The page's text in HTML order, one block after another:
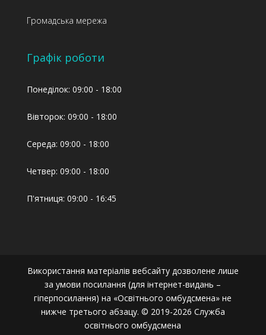
Громадська мережа
Графік роботи
Понеділок: 09:00 - 18:00
Вівторок: 09:00 - 18:00
Середа: 09:00 - 18:00
Четвер: 09:00 - 18:00
П'ятниця: 09:00 - 16:45
Використання матеріалів вебсайту дозволене лише
за умови посилання (для інтернет-видань –
гіперпосилання) на «Освітнього омбудсмена» не
нижче третього абзацу. © 2019-2026 Служба
освітнього омбудсмена